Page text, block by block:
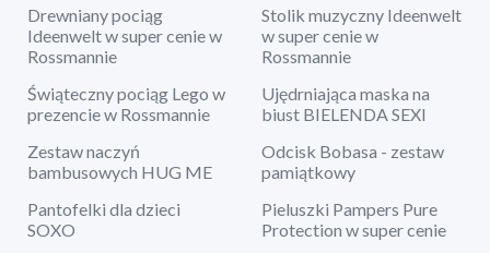
Drewniany pociąg
Ideenwelt w super cenie w
Rossmannie
Stolik muzyczny Ideenwelt
w super cenie w
Rossmannie
Świąteczny pociąg Lego w
prezencie w Rossmannie
Ujędrniająca maska na
biust BIELENDA SEXI
Zestaw naczyń
bambusowych HUG ME
Odcisk Bobasa - zestaw
pamiątkowy
Pantofelki dla dzieci
SOXO
Pieluszki Pampers Pure
Protection w super cenie